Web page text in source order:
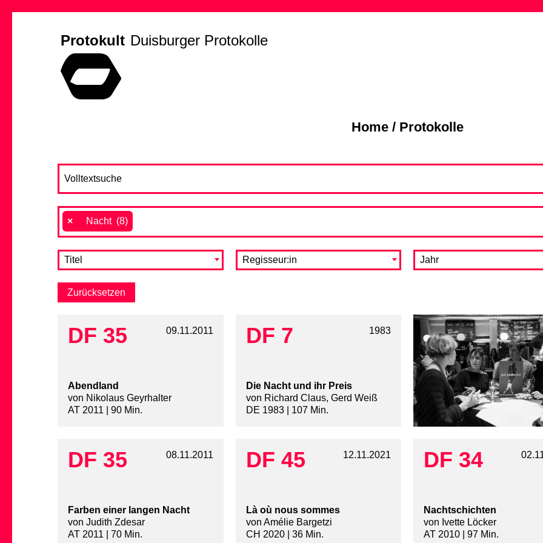
Protokult Duisburger Protokolle
Home/ Protokolle
× Nacht (8)
Titel Regisseur:in Jahr
DF 35 09.11.2011
Abendland
von Nikolaus Geyrhalter
AT 2011 | 90 Min.
DF 7 1983
Die Nacht und ihr Preis
von Richard Claus, Gerd Weiß
DE 1983 | 107 Min.
DF 35 08.11.2011
Farben einer langen Nacht
von Judith Zdesar
AT 2011 | 70 Min.
DF 45 12.11.2021
Là où nous sommes
von Amélie Bargetzi
CH 2020 | 36 Min.
DF 34
Nachtschichten
von Ivette Löcker
AT 2010 | 97 Min.